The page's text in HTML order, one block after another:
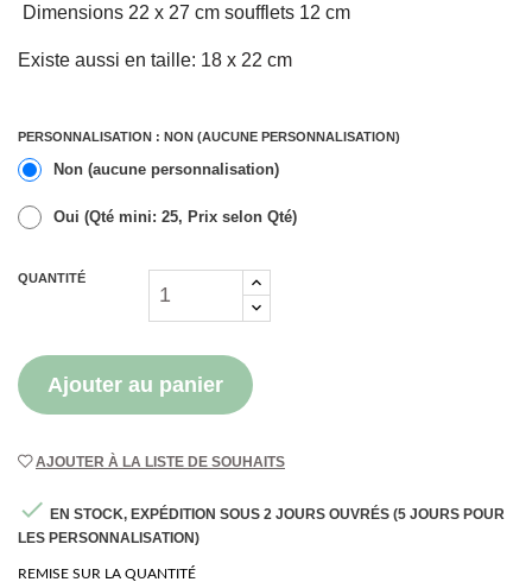
Dimensions 22 x 27 cm soufflets 12 cm
Existe aussi en taille: 18 x 22 cm
PERSONNALISATION : NON (AUCUNE PERSONNALISATION)
Non (aucune personnalisation)
Oui (Qté mini: 25, Prix selon Qté)
QUANTITÉ
Ajouter au panier
AJOUTER À LA LISTE DE SOUHAITS
 EN STOCK, EXPÉDITION SOUS 2 JOURS OUVRÉS (5 JOURS POUR
LES PERSONNALISATION)
REMISE SUR LA QUANTITÉ